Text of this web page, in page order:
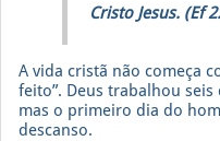
Cristo Jesus. (Ef
A vida cristã não começa
feito”. Deus trabalhou
mas o primeiro dia do
descanso.